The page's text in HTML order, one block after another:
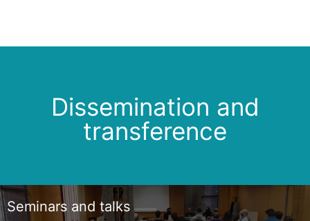
Dissemination and
transference
Seminars and talks